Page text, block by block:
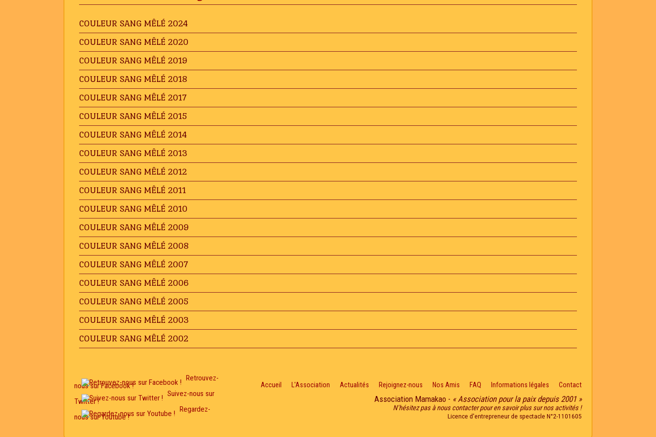
COULEUR SANG MÊLÉ 2024
COULEUR SANG MÊLÉ 2020
COULEUR SANG MÊLÉ 2019
COULEUR SANG MÊLÉ 2018
COULEUR SANG MÊLÉ 2017
COULEUR SANG MÊLÉ 2015
COULEUR SANG MÊLÉ 2014
COULEUR SANG MÊLÉ 2013
COULEUR SANG MÊLÉ 2012
COULEUR SANG MÊLÉ 2011
COULEUR SANG MÊLÉ 2010
COULEUR SANG MÊLÉ 2009
COULEUR SANG MÊLÉ 2008
COULEUR SANG MÊLÉ 2007
COULEUR SANG MÊLÉ 2006
COULEUR SANG MÊLÉ 2005
COULEUR SANG MÊLÉ 2003
COULEUR SANG MÊLÉ 2002
Retrouvez-
nous sur Facebook !
Suivez-nous sur
Twitter !
Regardez-
nous sur Youtube !
Accueil L'Association Actualités Rejoignez-nous Nos Amis FAQ Informations légales Contact
Association Mamakao - « Association pour la paix depuis 2001 »
N'hésitez pas à nous contacter pour en savoir plus sur nos activités !
Licence d'entrepreneur de spectacle N°2-1101605